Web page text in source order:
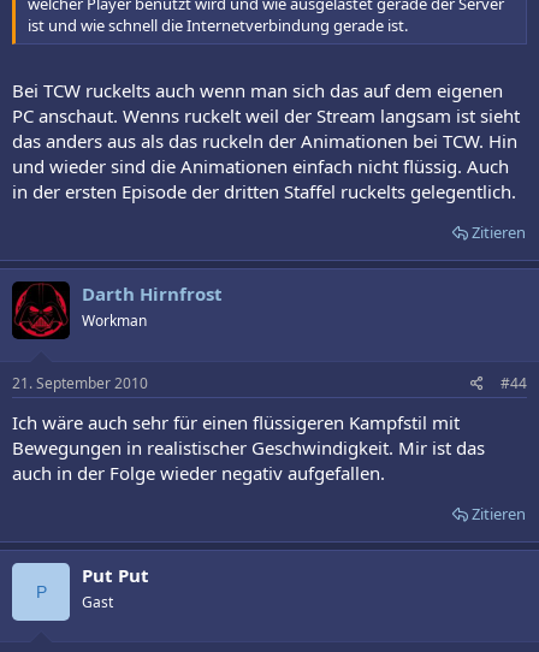
ist und wie schnell die Internetverbindung gerade ist.
Bei TCW ruckelts auch wenn man sich das auf dem eigenen
PC anschaut. Wenns ruckelt weil der Stream langsam ist sieht
das anders aus als das ruckeln der Animationen bei TCW. Hin
und wieder sind die Animationen einfach nicht flüssig. Auch
in der ersten Episode der dritten Staffel ruckelts gelegentlich.
Zitieren
Darth Hirnfrost
Workman
21. September 2010 #44
Ich wäre auch sehr für einen flüssigeren Kampfstil mit
Bewegungen in realistischer Geschwindigkeit. Mir ist das
auch in der Folge wieder negativ aufgefallen.
Zitieren
P
Put Put
Gast